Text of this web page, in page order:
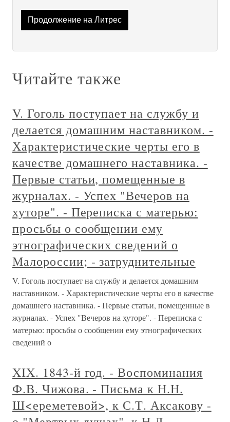
Продолжение на Литрес
Читайте также
V. Гоголь поступает на службу и
делается домашним наставником. -
Характеристические черты его в
качестве домашнего наставника. -
Первые статьи, помещенные в
журналах. - Успех "Вечеров на
хуторе". - Переписка с матерью:
просьбы о сообщении ему
этнографических сведений о
Малороссии; - затруднительные
V. Гоголь поступает на службу и делается домашним
наставником. - Характеристические черты его в качестве
домашнего наставника. - Первые статьи, помещенные в
журналах. - Успех "Вечеров на хуторе". - Переписка с
матерью: просьбы о сообщении ему этнографических
сведений о
XIX. 1843-й год. - Воспоминания
Ф.В. Чижова. - Письма к Н.Н.
Ш<ереметевой>, к С.Т. Аксакову -